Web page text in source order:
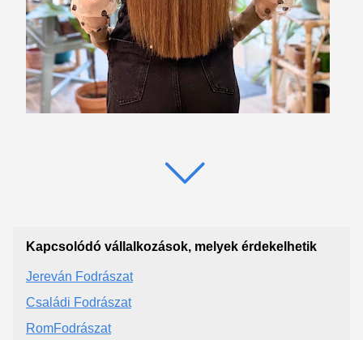
Kapcsolódó vállalkozások, melyek érdekelhetik
Jereván Fodrászat
Családi Fodrászat
RomFodrászat